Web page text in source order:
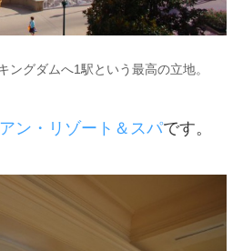
ングダムへ1駅という最高の立地。
ン・リゾート＆スパです。